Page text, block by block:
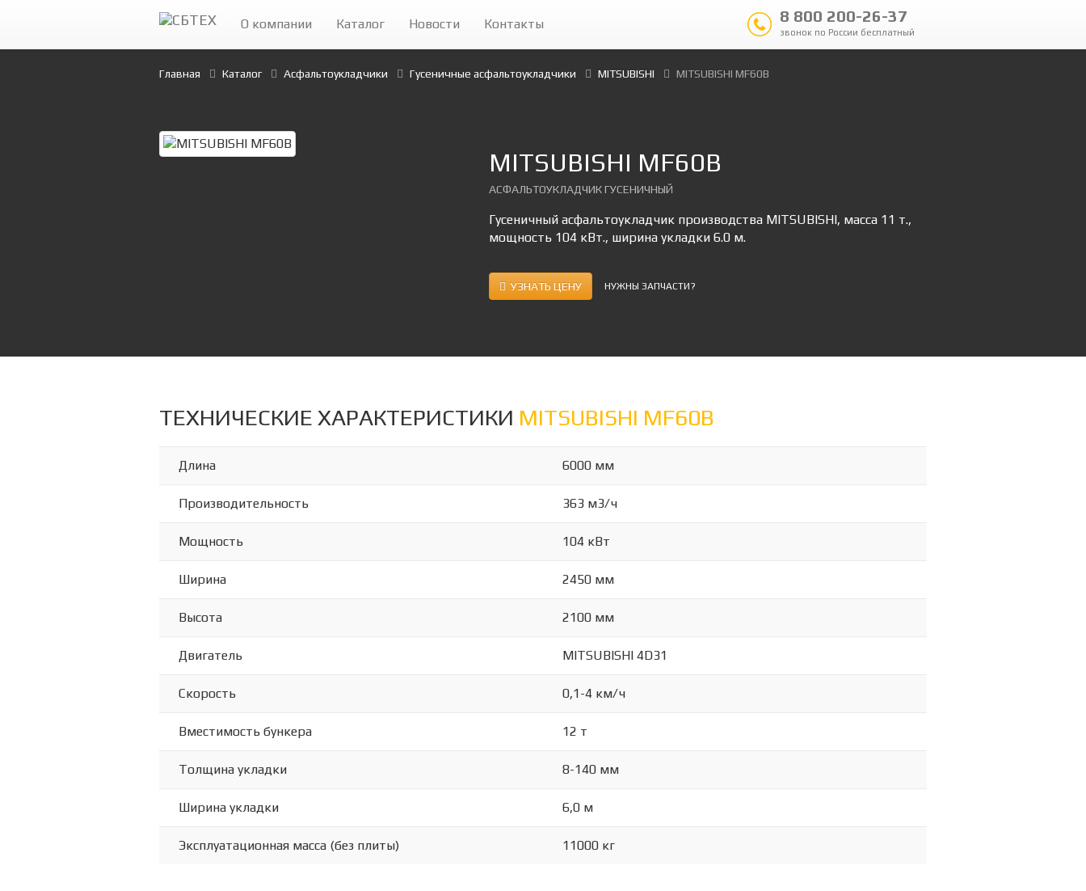
О компании Каталог Новости Контакты 8 800 200-26-37
звонок по России бесплатный
Главная Каталог Асфальтоукладчики Гусеничные асфальтоукладчики MITSUBISHI MITSUBISHI MF60B
MITSUBISHI MF60B
АСФАЛЬТОУКЛАДЧИК ГУСЕНИЧНЫЙ
Гусеничный асфальтоукладчик производства MITSUBISHI, масса 11 т.,
мощность 104 кВт., ширина укладки 6.0 м.
УЗНАТЬ ЦЕНУ НУЖНЫ ЗАПЧАСТИ?
ТЕХНИЧЕСКИЕ ХАРАКТЕРИСТИКИ MITSUBISHI MF60B
Длина 6000 мм
Производительность 363 м3/ч
Мощность 104 кВт
Ширина 2450 мм
Высота 2100 мм
Двигатель MITSUBISHI 4D31
Скорость 0,1-4 км/ч
Вместимость бункера 12 т
Толщина укладки 8-140 мм
Ширина укладки 6,0 м
Эксплуатационная масса (без плиты) 11000 кг